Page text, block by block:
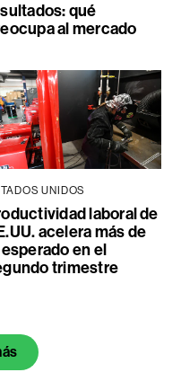
qué
al mercado
UNIDOS
laboral de
acelera más de
en el
trimestre